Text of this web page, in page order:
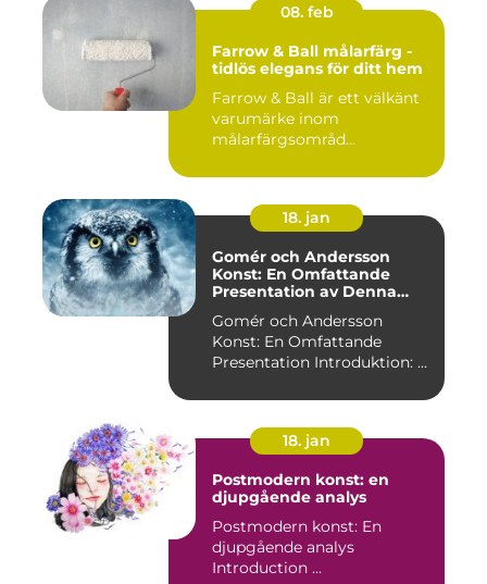
08. feb
Farrow & Ball målarfärg -
tidlös elegans för ditt hem
Farrow & Ball är ett välkänt
varumärke inom
målarfärgsområd...
18. jan
Gomér och Andersson
Konst: En Omfattande
Presentation av Denna
Gomér och Andersson
Konst: En Omfattande
Presentation Introduktion: ...
18. jan
Postmodern konst: en
djupgående analys
Postmodern konst: En
djupgående analys
Introduction ...